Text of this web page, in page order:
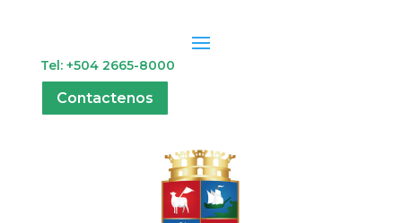
Tel: +504 2665-8000
Contactenos